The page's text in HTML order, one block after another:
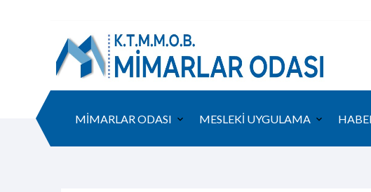
MİMARLAR ODASI MESLEKİ UYGULAMA